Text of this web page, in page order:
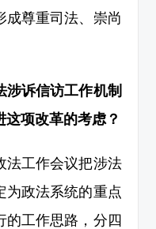
成尊重司法、崇尚
涉诉信访工作机制
项改革的考虑？
工作会议把涉法
为政法系统的重点
的工作思路，分四